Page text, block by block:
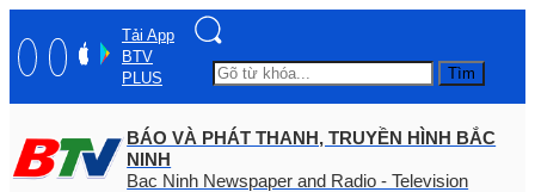
Tải App
BTV
PLUS
Tìm
BÁO VÀ PHÁT THANH, TRUYỀN HÌNH BẮC
NINH
Bac Ninh Newspaper and Radio - Television